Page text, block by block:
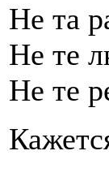
Не та
Не те
Не те